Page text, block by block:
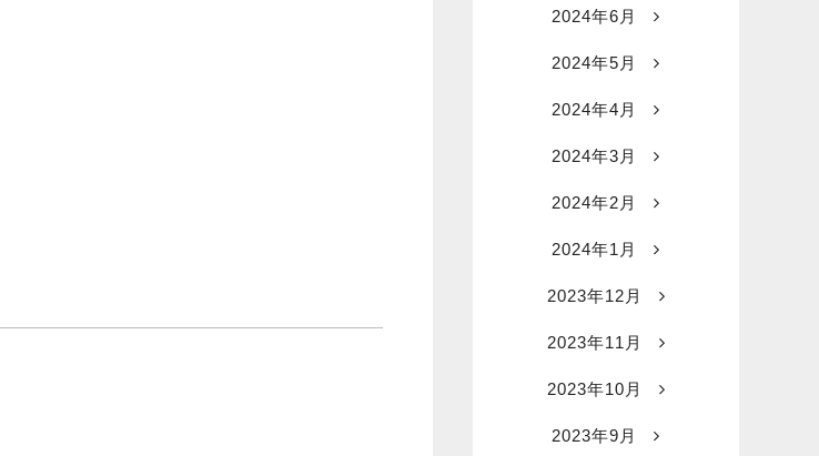
2024年6月
2024年5月
2024年4月
2024年3月
2024年2月
2024年1月
2023年12月
2023年11月
2023年10月
2023年9月